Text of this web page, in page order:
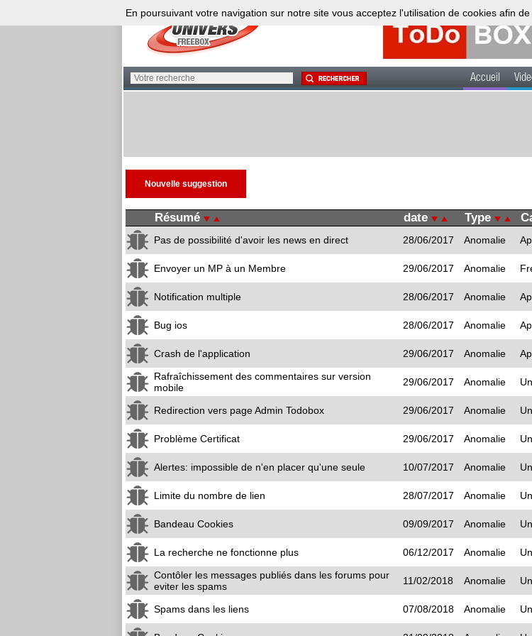
Accueil
Résumé date Type
Pas de possibilité d'avoir les news en direct 28/06/2017 Anomalie
Envoyer un MP à un Membre 29/06/2017 Anomalie
Notification multiple 28/06/2017 Anomalie
Bug ios 28/06/2017 Anomalie
Crash de l'application 29/06/2017 Anomalie
Rafraîchissement des commentaires sur version
mobile
29/06/2017 Anomalie
Redirection vers page Admin Todobox 29/06/2017 Anomalie
Problème Certificat 29/06/2017 Anomalie
Alertes: impossible de n'en placer qu'une seule 10/07/2017 Anomalie
Limite du nombre de lien 28/07/2017 Anomalie
Bandeau Cookies 09/09/2017 Anomalie
La recherche ne fonctionne plus 06/12/2017 Anomalie
Contôler les messages publiés dans les forums pour
eviter les spams
11/02/2018 Anomalie
Spams dans les liens 07/08/2018 Anomalie
En poursuivant votre navigation sur notre site vous acceptez l'utilisation de cookies afin